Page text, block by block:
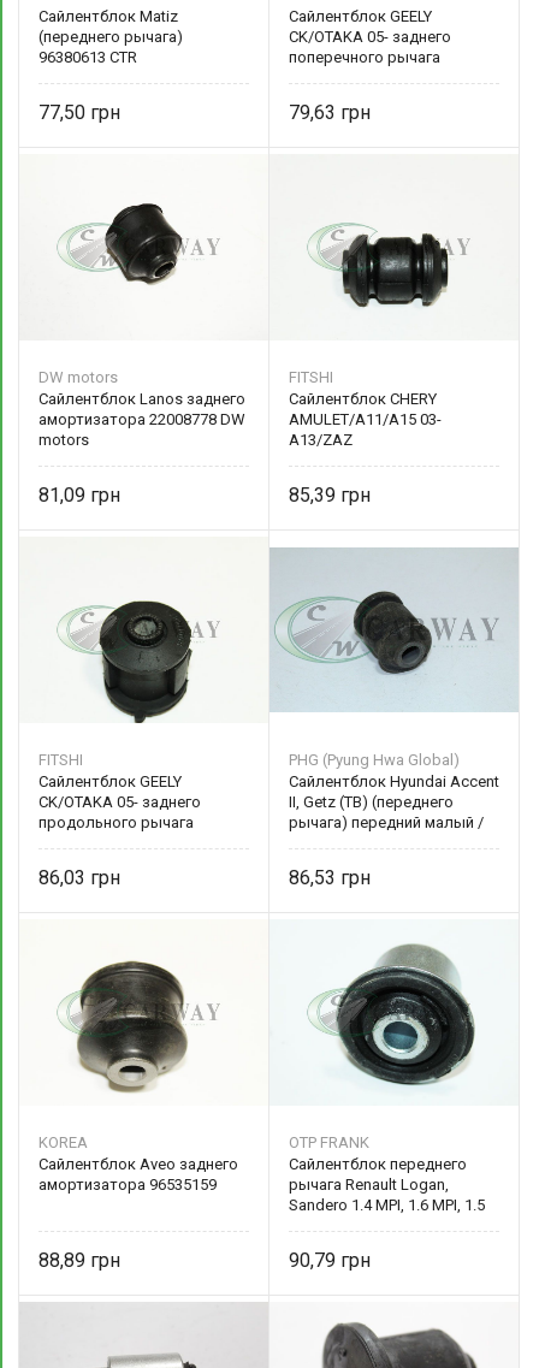
Сайлентблок Matiz
(переднего рычага)
96380613 CTR
77,50
Сайлентблок GEELY
CK/OTAKA 05- заднего
поперечного рычага
79,63
DW motors
Сайлентблок Lanos заднего
амортизатора 22008778 DW
motors
81,09
FITSHI
Сайлентблок CHERY
AMULET/A11/A15 03-
A13/ZAZ
передний FT 2973-17SC
85,39
FITSHI
Сайлентблок GEELY
CK/OTAKA 05- заднего
продольного рычага
86,03
PHG (Pyung Hwa Global)
Сайлентблок Hyundai Accent
II, Getz (TB) (переднего
рычага) передний малый /
86,53
KOREA
Сайлентблок Aveo заднего
амортизатора 96535159
88,89
OTP FRANK
Сайлентблок переднего
рычага Renault Logan,
Sandero 1.4 MPI, 1.6 MPI, 1.5
90,79